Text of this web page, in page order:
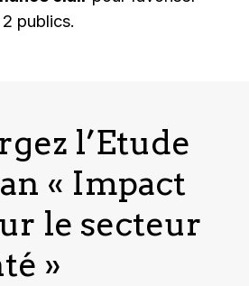
publics.
l’Etude
« Impact
le secteur
»